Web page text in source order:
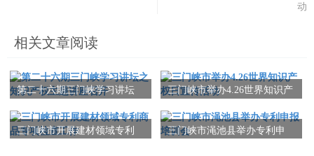
动
相关文章阅读
第二十六期三门峡学习讲坛
三门峡市举办4.26世界知识产
三门峡市开展建材领域专利
三门峡市渑池县举办专利申